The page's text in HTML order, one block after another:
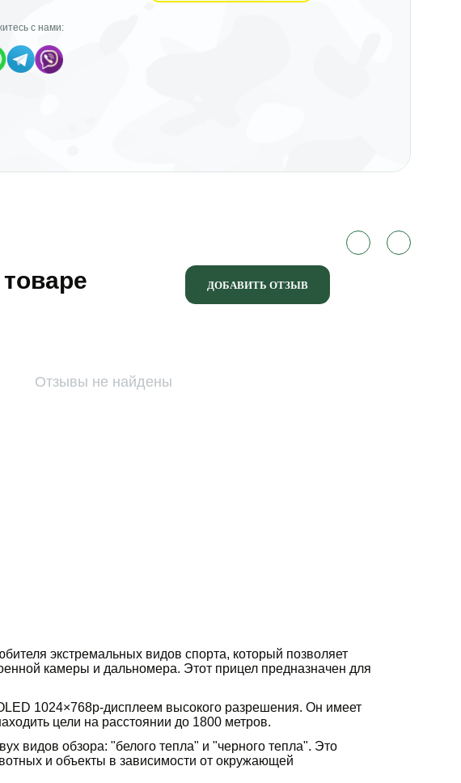
с нами:
ДОБАВИТЬ ОТЗЫВ
Отзывы не найдены
экстремальных видов спорта, который позволяет
камеры и дальномера. Этот прицел предназначен для
1024×768р-дисплеем высокого разрешения. Он имеет
цели на расстоянии до 1800 метров.
видов обзора: "белого тепла" и "черного тепла". Это
и объекты в зависимости от окружающей